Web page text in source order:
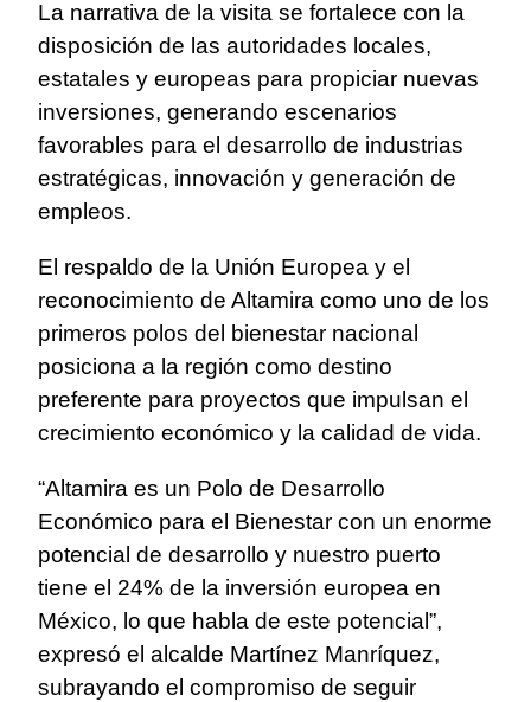
La narrativa de la visita se fortalece con la
disposición de las autoridades locales,
estatales y europeas para propiciar nuevas
inversiones, generando escenarios
favorables para el desarrollo de industrias
estratégicas, innovación y generación de
empleos.
El respaldo de la Unión Europea y el
reconocimiento de Altamira como uno de los
primeros polos del bienestar nacional
posiciona a la región como destino
preferente para proyectos que impulsan el
crecimiento económico y la calidad de vida.
“Altamira es un Polo de Desarrollo
Económico para el Bienestar con un enorme
potencial de desarrollo y nuestro puerto
tiene el 24% de la inversión europea en
México, lo que habla de este potencial”,
expresó el alcalde Martínez Manríquez,
subrayando el compromiso de seguir